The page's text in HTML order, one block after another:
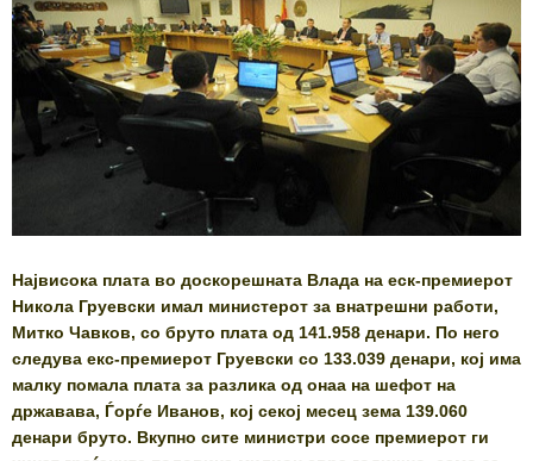
Највисока плата во доскорешната Влада на еск-премиерот
Никола Груевски имал министерот за внатрешни работи,
Митко Чавков, со бруто плата од 141.958 денари. По него
следува екс-премиерот Груевски со 133.039 денари, кој има
малку помала плата за разлика од онаа на шефот на
државава, Ѓорѓе Иванов, кој секој месец зема 139.060
денари бруто. Вкупно сите министри сосе премиерот ги